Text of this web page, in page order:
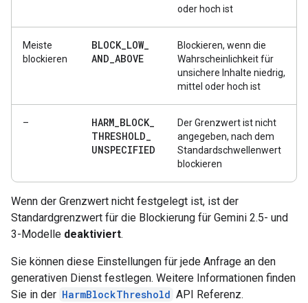
oder hoch ist
Meiste
blockieren
BLOCK_LOW_
AND_ABOVE
Blockieren, wenn die
Wahrscheinlichkeit für
unsichere Inhalte niedrig,
mittel oder hoch ist
– HARM_BLOCK_
THRESHOLD_
UNSPECIFIED
Der Grenzwert ist nicht
angegeben, nach dem
Standardschwellenwert
blockieren
Wenn der Grenzwert nicht festgelegt ist, ist der
Standardgrenzwert für die Blockierung für Gemini 2.5- und
3-Modelle deaktiviert.
Sie können diese Einstellungen für jede Anfrage an den
generativen Dienst festlegen. Weitere Informationen finden
Sie in der HarmBlockThreshold API Referenz.